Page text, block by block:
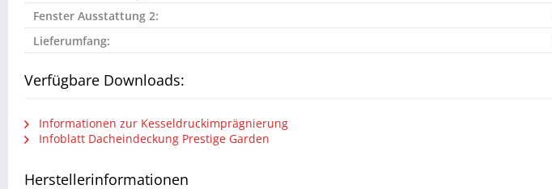
Fenster Ausstattung 2:
Lieferumfang:
Verfügbare Downloads:
Informationen zur Kesseldruckimprägnierung
Infoblatt Dacheindeckung Prestige Garden
Herstellerinformationen